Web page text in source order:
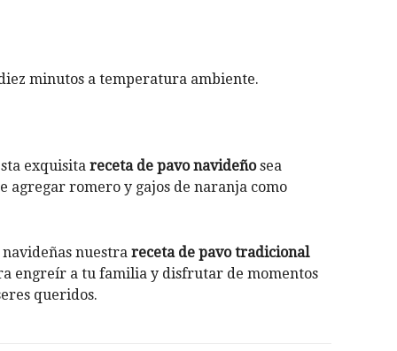
minutos a temperatura ambiente.
exquisita receta de pavo navideñosea
agregar romero y gajos de naranja como
nuestra receta de pavo tradicional
engreír a tu familia y disfrutar de momentos
queridos.